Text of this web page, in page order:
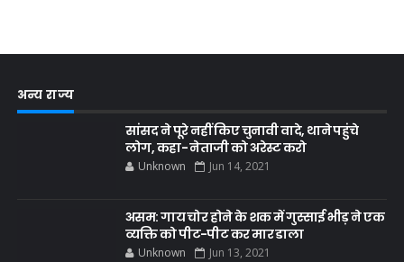
अन्य राज्य
सांसद ने पूरे नहीं किए चुनावी वादे, थाने पहुंचे
लोग, कहा- नेताजी को अरेस्ट करो
Unknown Jun 14, 2021
असम: गाय चोर होने के शक में गुस्साई भीड़ ने एक
व्यक्ति को पीट-पीट कर मार डाला
Unknown Jun 13, 2021